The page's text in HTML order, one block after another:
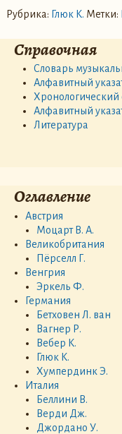
Рубрика: Глюк К. Метки:
Справочная
Словарь
Алфавитный
Хронологический
Алфавитный
Литература
Оглавление
Австрия
Моцарт В. А.
Великобритания
Пёрселл Г.
Венгрия
Эркель Ф.
Германия
Бетховен Л. ван
Вагнер Р.
Вебер К.
Глюк К.
Хумпердинк Э.
Италия
Беллини В.
Верди Дж.
Джордано У.